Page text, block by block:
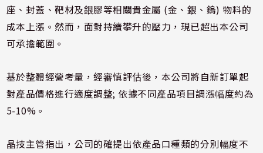
座、封蓋、靶材及銀膠等相關貴金屬 (金、銀、鎢) 物料的
成本上漲。然而，面對持續攀升的壓力，現已超出本公司
可承擔範圍。
基於整體經營考量，經審慎評估後，本公司將自新訂單起
對產品價格進行適度調整; 依據不同產品項目調漲幅度約為
5-10%。
晶技主管指出，公司的確提出依產品口種類的分別幅度不